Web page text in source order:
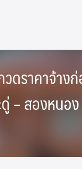
ดราคาจ้าง
– สองหนอ